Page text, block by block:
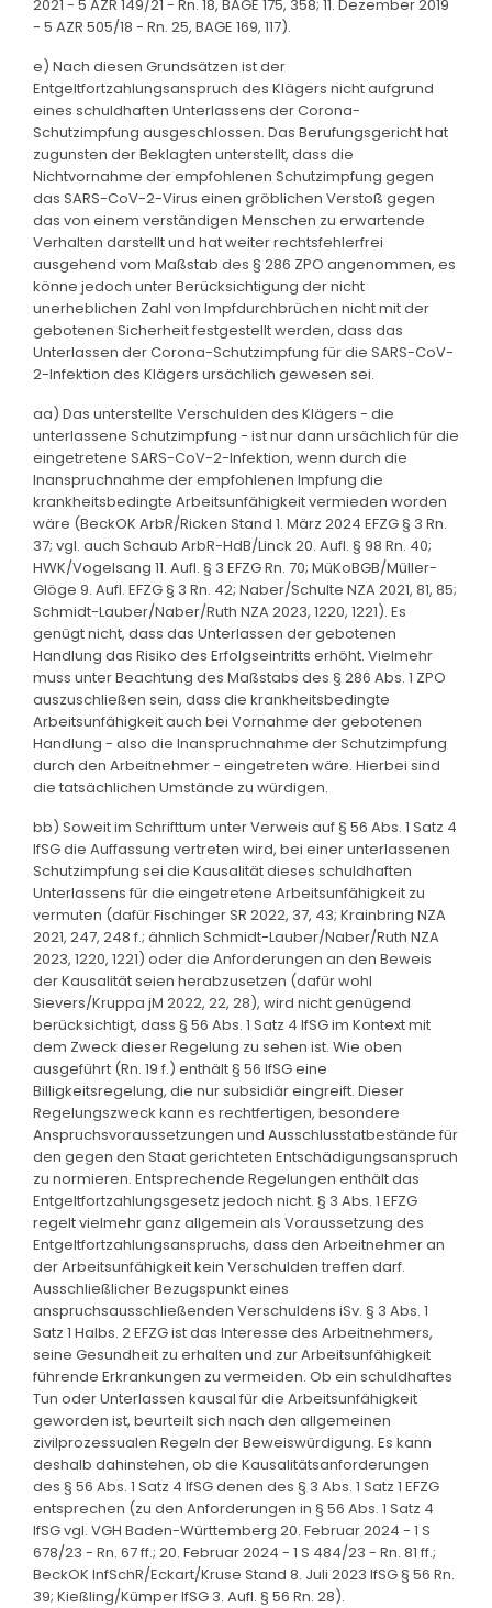
2021 - 5 AZR 149/21 - Rn. 18, BAGE 175, 358; 11. Dezember 2019
- 5 AZR 505/18 - Rn. 25, BAGE 169, 117).
e) Nach diesen Grundsätzen ist der
Entgeltfortzahlungsanspruch des Klägers nicht aufgrund
eines schuldhaften Unterlassens der Corona-
Schutzimpfung ausgeschlossen. Das Berufungsgericht hat
zugunsten der Beklagten unterstellt, dass die
Nichtvornahme der empfohlenen Schutzimpfung gegen
das SARS-CoV-2-Virus einen gröblichen Verstoß gegen
das von einem verständigen Menschen zu erwartende
Verhalten darstellt und hat weiter rechtsfehlerfrei
ausgehend vom Maßstab des § 286 ZPO angenommen, es
könne jedoch unter Berücksichtigung der nicht
unerheblichen Zahl von Impfdurchbrüchen nicht mit der
gebotenen Sicherheit festgestellt werden, dass das
Unterlassen der Corona-Schutzimpfung für die SARS-CoV-
2-Infektion des Klägers ursächlich gewesen sei.
aa) Das unterstellte Verschulden des Klägers - die
unterlassene Schutzimpfung - ist nur dann ursächlich für die
eingetretene SARS-CoV-2-Infektion, wenn durch die
Inanspruchnahme der empfohlenen Impfung die
krankheitsbedingte Arbeitsunfähigkeit vermieden worden
wäre (BeckOK ArbR/Ricken Stand 1. März 2024 EFZG § 3 Rn.
37; vgl. auch Schaub ArbR-HdB/Linck 20. Aufl. § 98 Rn. 40;
HWK/Vogelsang 11. Aufl. § 3 EFZG Rn. 70; MüKoBGB/Müller-
Glöge 9. Aufl. EFZG § 3 Rn. 42; Naber/Schulte NZA 2021, 81, 85;
Schmidt-Lauber/Naber/Ruth NZA 2023, 1220, 1221). Es
genügt nicht, dass das Unterlassen der gebotenen
Handlung das Risiko des Erfolgseintritts erhöht. Vielmehr
muss unter Beachtung des Maßstabs des § 286 Abs. 1 ZPO
auszuschließen sein, dass die krankheitsbedingte
Arbeitsunfähigkeit auch bei Vornahme der gebotenen
Handlung - also die Inanspruchnahme der Schutzimpfung
durch den Arbeitnehmer - eingetreten wäre. Hierbei sind
die tatsächlichen Umstände zu würdigen.
bb) Soweit im Schrifttum unter Verweis auf § 56 Abs. 1 Satz 4
IfSG die Auffassung vertreten wird, bei einer unterlassenen
Schutzimpfung sei die Kausalität dieses schuldhaften
Unterlassens für die eingetretene Arbeitsunfähigkeit zu
vermuten (dafür Fischinger SR 2022, 37, 43; Krainbring NZA
2021, 247, 248 f.; ähnlich Schmidt-Lauber/Naber/Ruth NZA
2023, 1220, 1221) oder die Anforderungen an den Beweis
der Kausalität seien herabzusetzen (dafür wohl
Sievers/Kruppa jM 2022, 22, 28), wird nicht genügend
berücksichtigt, dass § 56 Abs. 1 Satz 4 IfSG im Kontext mit
dem Zweck dieser Regelung zu sehen ist. Wie oben
ausgeführt (Rn. 19 f.) enthält § 56 IfSG eine
Billigkeitsregelung, die nur subsidiär eingreift. Dieser
Regelungszweck kann es rechtfertigen, besondere
Anspruchsvoraussetzungen und Ausschlusstatbestände für
den gegen den Staat gerichteten Entschädigungsanspruch
zu normieren. Entsprechende Regelungen enthält das
Entgeltfortzahlungsgesetz jedoch nicht. § 3 Abs. 1 EFZG
regelt vielmehr ganz allgemein als Voraussetzung des
Entgeltfortzahlungsanspruchs, dass den Arbeitnehmer an
der Arbeitsunfähigkeit kein Verschulden treffen darf.
Ausschließlicher Bezugspunkt eines
anspruchsausschließenden Verschuldens iSv. § 3 Abs. 1
Satz 1 Halbs. 2 EFZG ist das Interesse des Arbeitnehmers,
seine Gesundheit zu erhalten und zur Arbeitsunfähigkeit
führende Erkrankungen zu vermeiden. Ob ein schuldhaftes
Tun oder Unterlassen kausal für die Arbeitsunfähigkeit
geworden ist, beurteilt sich nach den allgemeinen
zivilprozessualen Regeln der Beweiswürdigung. Es kann
deshalb dahinstehen, ob die Kausalitätsanforderungen
des § 56 Abs. 1 Satz 4 IfSG denen des § 3 Abs. 1 Satz 1 EFZG
entsprechen (zu den Anforderungen in § 56 Abs. 1 Satz 4
IfSG vgl. VGH Baden-Württemberg 20. Februar 2024 - 1 S
678/23 - Rn. 67 ff.; 20. Februar 2024 - 1 S 484/23 - Rn. 81 ff.;
BeckOK InfSchR/Eckart/Kruse Stand 8. Juli 2023 IfSG § 56 Rn.
39; Kießling/Kümper IfSG 3. Aufl. § 56 Rn. 28).